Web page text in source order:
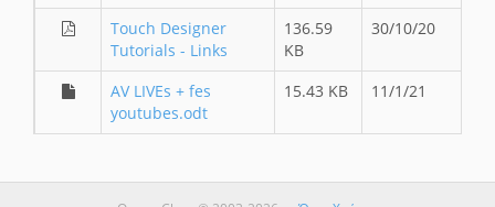
Touch Designer
Tutorials - Links
136.59
KB
30/10/20
AV LIVEs + fes
youtubes.odt
15.43 KB 11/1/21